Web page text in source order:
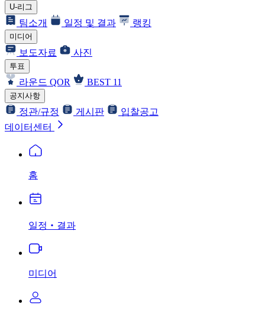
U-리그
팀소개 일정 및 결과 랭킹
미디어
보도자료 사진
투표
라운드 QOR BEST 11
공지사항
정관/규정 게시판
입찰공고
데이터센터
홈
일정‧결과
미디어